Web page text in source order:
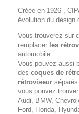
Créée en 1926 ,
évolution du design
Vous trouverez sur
remplacer les
automobile.
Vous pouvez aussi
des coques de
rétroviseur séparés.
vous pouvez
Audi, BMW,
Ford, Honda,